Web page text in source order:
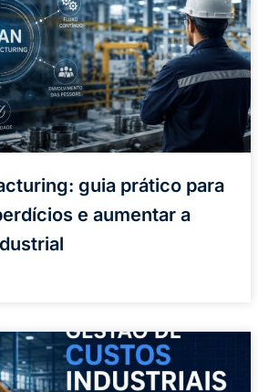
guia prático para
e aumentar a